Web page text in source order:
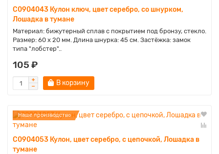
C0904043 Кулон ключ, цвет серебро, со шнурком,
Лошадка в тумане
Материал: бижутерный сплав с покрытием под бронзу, стекло.
Размер: 60 x 20 мм. Длина шнурка: 45 см. Застёжка: замок
типа "лобстер"..
105 ₽
В корзину
Наше производство
C0904053 Кулон, цвет серебро, с цепочкой, Лошадка в
тумане